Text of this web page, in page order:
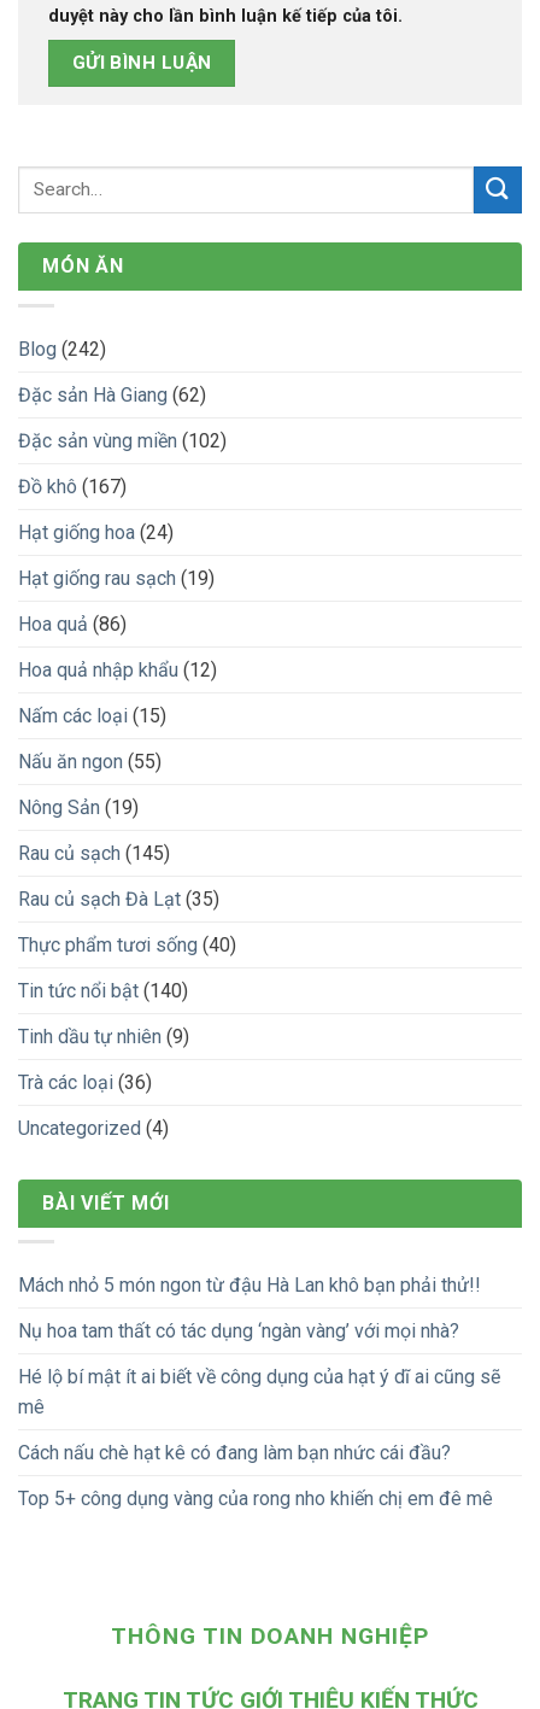
duyệt này cho lần bình luận kế tiếp của tôi.
MÓN ĂN
Blog (242)
Đặc sản Hà Giang (62)
Đặc sản vùng miền (102)
Đồ khô (167)
Hạt giống hoa (24)
Hạt giống rau sạch (19)
Hoa quả (86)
Hoa quả nhập khẩu (12)
Nấm các loại (15)
Nấu ăn ngon (55)
Nông Sản (19)
Rau củ sạch (145)
Rau củ sạch Đà Lạt (35)
Thực phẩm tươi sống (40)
Tin tức nổi bật (140)
Tinh dầu tự nhiên (9)
Trà các loại (36)
Uncategorized (4)
BÀI VIẾT MỚI
Mách nhỏ 5 món ngon từ đậu Hà Lan khô bạn phải thử!!
Nụ hoa tam thất có tác dụng ‘ngàn vàng’ với mọi nhà?
Hé lộ bí mật ít ai biết về công dụng của hạt ý dĩ ai cũng sẽ
mê
Cách nấu chè hạt kê có đang làm bạn nhức cái đầu?
Top 5+ công dụng vàng của rong nho khiến chị em đê mê
THÔNG TIN DOANH NGHIỆP
TRANG TIN TỨC GIỚI THIỆU KIẾN THỨC